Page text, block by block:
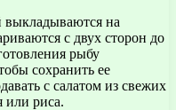
на
с двух сторон до
рыбу
сохранить ее
с салатом из свежих
или риса.